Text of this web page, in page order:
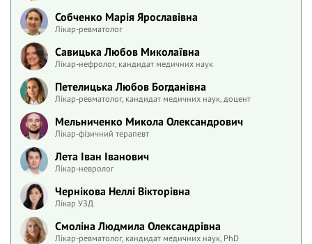
Собченко Марія Ярославівна
Лікар-ревматолог
Савицька Любов Миколаївна
Лікар-нефролог, кандидат медичних наук
Петелицька Любов Богданівна
Лікар-ревматолог, кандидат медичних наук, доцент
Мельниченко Микола Олександрович
Лікар-фізичний терапевт
Лета Іван Іванович
Лікар-невролог
Чернікова Неллі Вікторівна
Лікар УЗД
Смоліна Людмила Олександрівна
Лікар-ревматолог, кандидат медичних наук, PhD